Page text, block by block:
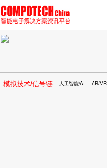
模拟技术/信号链 人工智能/AI AR/VR